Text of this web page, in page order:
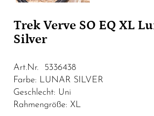
Trek Verve SO EQ XL
Silver
Art.Nr. 5336438
Farbe: LUNAR SILVER
Geschlecht: Uni
Rahmengröße: XL